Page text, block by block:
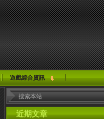
遊戲綜合資訊
近期文章